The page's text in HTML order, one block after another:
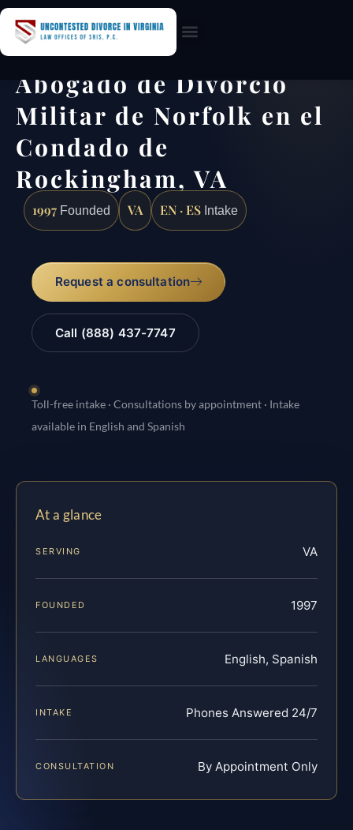
Abogado de Divorcio
Militar de Norfolk en el
Condado de
Rockingham, VA
1997 Founded VA EN · ES Intake
Request a consultation
Call (888) 437-7747
Toll-free intake · Consultations by appointment · Intake
available in English and Spanish
At a glance
SERVING VA
FOUNDED 1997
LANGUAGES English, Spanish
INTAKE Phones Answered 24/7
CONSULTATION By Appointment Only